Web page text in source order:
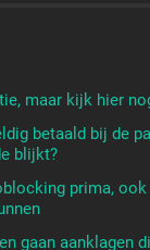
maar kijk hier
betaald bij de
blijkt?
prima,
gaan aanklagen